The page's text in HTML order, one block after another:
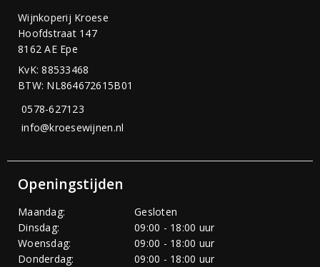
Wijnkoperij Kroese
Hoofdstraat 147
8162 AE Epe
KvK: 88533468
BTW: NL864672615B01
0578-627123
info@kroesewijnen.nl
Openingstijden
Maandag:
Gesloten
Dinsdag:
09:00 - 18:00 uur
Woensdag:
09:00 - 18:00 uur
Donderdag:
09:00 - 18:00 uur